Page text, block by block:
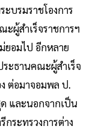
บรมราชโองการ
ผู้สำเร็จราชการฯ
ยอมไป อีกหลาย
ระธานคณะผู้สำเร็จ
ต่อมาจอมพล ป.
และนอกจากเป็น
ระทรวงการต่าง